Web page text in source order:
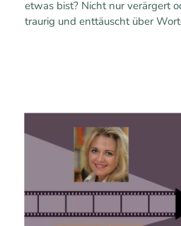
etwas bist? Nicht nur verärgert
traurig und enttäuscht über